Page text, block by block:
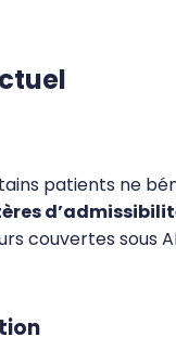
patients ne
couvertes sous